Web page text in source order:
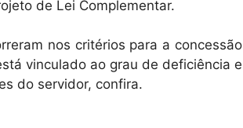
de Lei Complementar.
nos critérios para a concessão
vinculado ao grau de deficiência e
do servidor, confira.